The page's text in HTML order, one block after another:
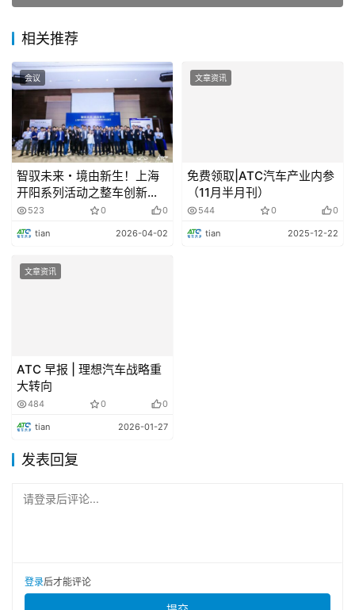
亚马逊旗下自动驾驶公司Zoox将在美召回332辆
美国国家公路交通安全管理局(NHTSA)表示，亚马逊
旗下自动驾驶公司Zoox因自动驾驶系统软件错误，将在美
国召回332辆汽车。
零跑创立十周年朱江明发布内部信
2025年12月24日，零跑汽车创立十周年，公司创始
人、董事长兼CEO朱江明发布了一封全员信，强调将2026
年的销量目标定在100万辆。在内部信中，朱江明指出零跑
汽车在2026年有四大工作要点:技术必须持续创新;品质必须
技术变革
曝小米已预研所有智驾路线
12月23日，据<<21汽.一Auto>>报道，从VLA、VA到
车端到端负责人陈光近日首次透露，小米已预研市面上所有
相关推荐
会议
智驭未来・境由新生！上海
开阳系列活动之整车创新技
术交流日圆满落幕
523 0 0
tian 2026-04-02
文章资讯
免费领取|ATC汽车产业内参
（11月半月刊）
544 0 0
tian 2025-12-22
文章资讯
ATC 早报 | 理想汽车战略重
大转向
484 0 0
tian 2026-01-27
发表回复
请登录后评论...
登录后才能评论